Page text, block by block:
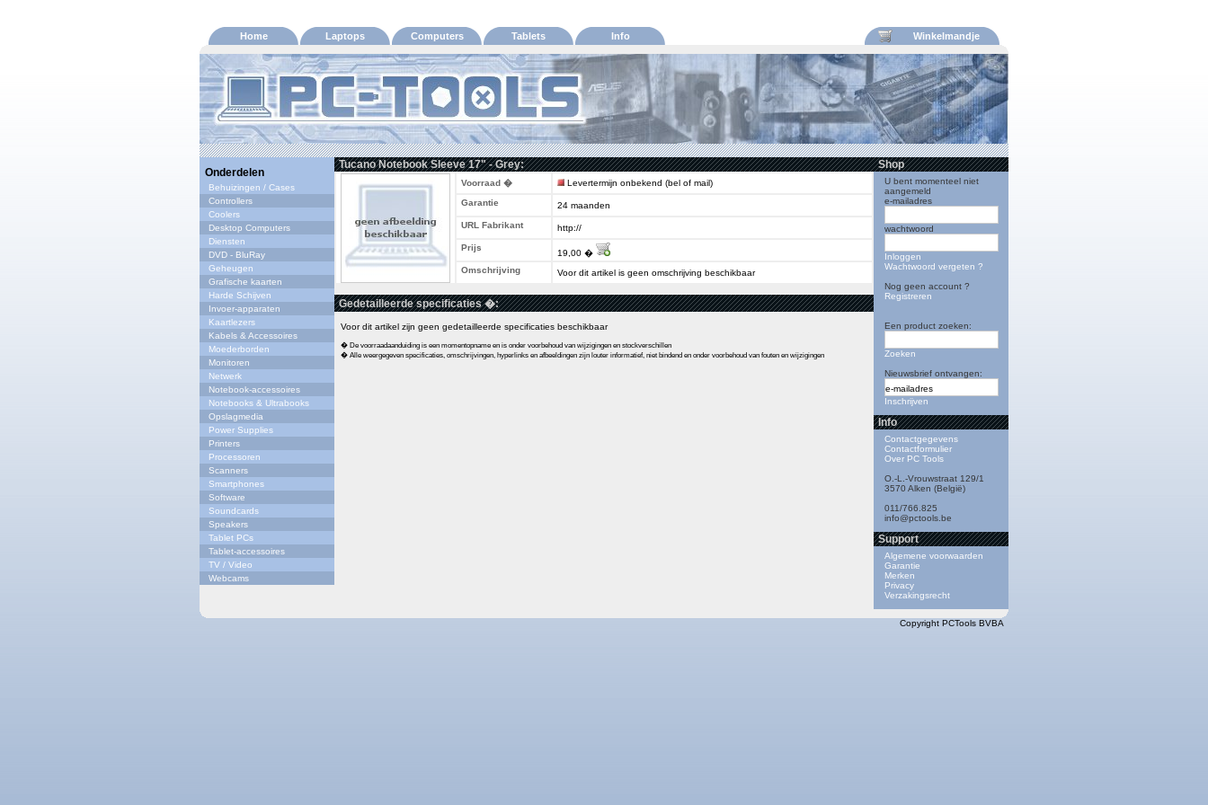
Home Laptops Computers Tablets Info Winkelmandje
Onderdelen
Behuizingen / Cases
Controllers
Coolers
Desktop Computers
Diensten
DVD - BluRay
Geheugen
Grafische kaarten
Harde Schijven
Invoer-apparaten
Kaartlezers
Kabels & Accessoires
Moederborden
Monitoren
Netwerk
Notebook-accessoires
Notebooks & Ultrabooks
Opslagmedia
Power Supplies
Printers
Processoren
Scanners
Smartphones
Software
Soundcards
Speakers
Tablet PCs
Tablet-accessoires
TV / Video
Webcams
Tucano Notebook Sleeve 17" - Grey:
Voorraad �
Levertermijn onbekend (bel of mail)
Garantie
24 maanden
URL Fabrikant
http://
Prijs
19,00 �
Omschrijving
Voor dit artikel is geen omschrijving beschikbaar
Gedetailleerde specificaties �:
Voor dit artikel zijn geen gedetailleerde specificaties beschikbaar
� De voorraadaanduiding is een momentopname en is onder voorbehoud van wijzigingen en stockverschillen
� Alle weergegeven specificaties, omschrijvingen, hyperlinks en afbeeldingen zijn louter informatief, niet bindend en onder voorbehoud van fouten en wijzigingen
Shop
U bent momenteel niet
aangemeld
e-mailadres
wachtwoord
Inloggen
Wachtwoord vergeten ?
Nog geen account ?
Registreren
Een product zoeken:
Zoeken
Nieuwsbrief ontvangen:
Inschrijven
Info
Contactgegevens
Contactformulier
Over PC Tools
O.-L.-Vrouwstraat 129/1
3570 Alken (België)
011/766.825
info@pctools.be
Support
Algemene voorwaarden
Garantie
Merken
Privacy
Verzakingsrecht
Copyright PCTools BVBA